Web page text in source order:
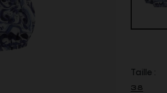
Taille :
38